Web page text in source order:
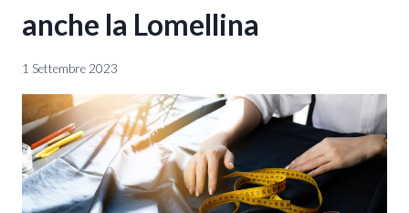
anche la Lomellina
1 Settembre 2023